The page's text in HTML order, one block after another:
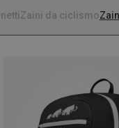
Zaini da ciclismo